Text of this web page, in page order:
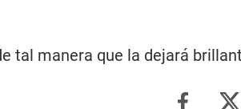
tal manera que la dejará